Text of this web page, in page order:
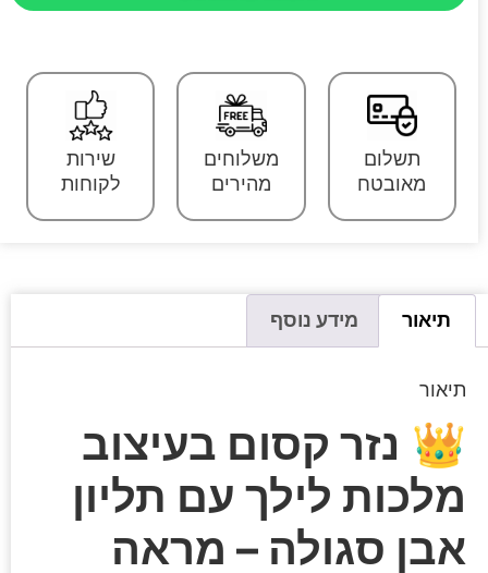
תשלום
מאובטח
משלוחים
מהירים
שירות
לקוחות
תיאור מידע נוסף
תיאור
👑 נזר קסום בעיצוב
מלכות לילך עם תליון
אבן סגולה – מראה